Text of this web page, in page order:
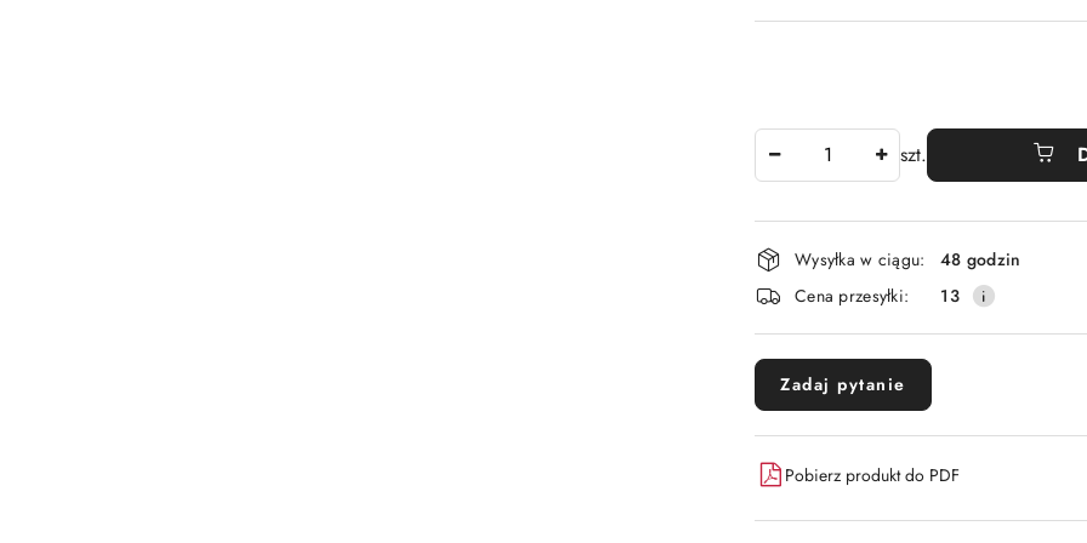
szt.
Dostępność
i
dostawa
Wysyłka w ciągu:
48 godzin
Cena przesyłki:
13
Zadaj pytanie
Pobierz produkt do PDF